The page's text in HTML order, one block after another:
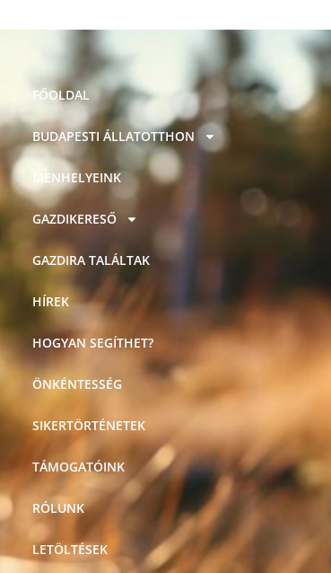
FŐOLDAL
BUDAPESTI ÁLLATOTTHON
MENHELYEINK
GAZDIKERESŐ
GAZDIRA TALÁLTAK
HÍREK
HOGYAN SEGÍTHET?
ÖNKÉNTESSÉG
SIKERTÖRTÉNETEK
TÁMOGATÓINK
RÓLUNK
LETÖLTÉSEK